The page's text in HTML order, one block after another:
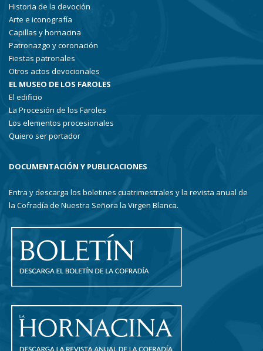
Historia de la devoción
Arte e iconografía
Capillas y hornacina
Patronazgo y coronación
Fiestas patronales
Otros actos devocionales
EL MUSEO DE LOS FAROLES
El edificio
La Procesión de los Faroles
Los elementos procesionales
Quiero ser portador
DOCUMENTACIÓN Y PUBLICACIONES
Entra y descarga los boletines cuatrimestrales y la revista anual de
la Cofradía de Nuestra Señora la Virgen Blanca.